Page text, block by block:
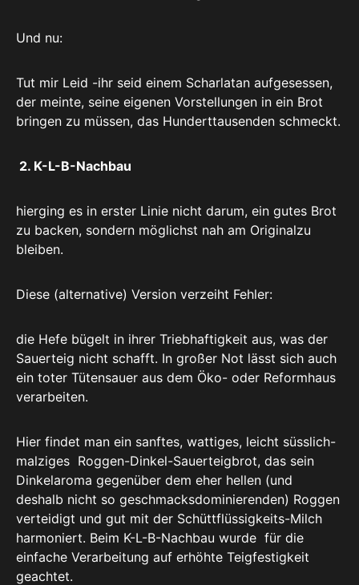
Und nu:
Tut mir Leid -ihr seid einem Scharlatan aufgesessen,
der meinte, seine eigenen Vorstellungen in ein Brot
bringen zu müssen, das Hunderttausenden schmeckt.
2. K-L-B-Nachbau
hierging es in erster Linie nicht darum, ein gutes Brot
zu backen, sondern möglichst nah am Originalzu
bleiben.
Diese (alternative) Version verzeiht Fehler:
die Hefe bügelt in ihrer Triebhaftigkeit aus, was der
Sauerteig nicht schafft. In großer Not lässt sich auch
ein toter Tütensauer aus dem Öko- oder Reformhaus
verarbeiten.
Hier findet man ein sanftes, wattiges, leicht süsslich-
malziges Roggen-Dinkel-Sauerteigbrot, das sein
Dinkelaroma gegenüber dem eher hellen (und
deshalb nicht so geschmacksdominierenden) Roggen
verteidigt und gut mit der Schüttflüssigkeits-Milch
harmoniert. Beim K-L-B-Nachbau wurde für die
einfache Verarbeitung auf erhöhte Teigfestigkeit
geachtet.